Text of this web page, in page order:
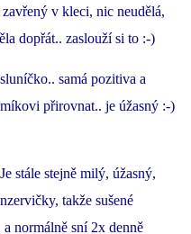
v kleci, nic neudělá,
dopřát.. zaslouží si to :-)
samá pozitiva a
přirovnat.. je úžasný :-)
stále stejně milý, úžasný,
takže sušené
normálně sní 2x denně